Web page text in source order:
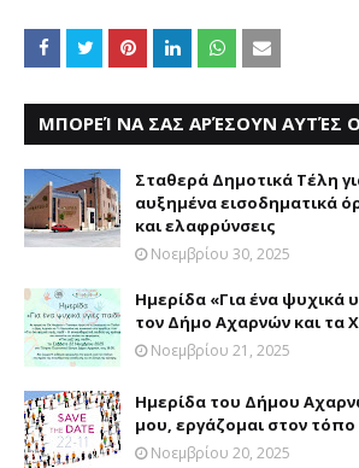
ΜΠΟΡΕΊ ΝΑ ΣΑΣ ΑΡΈΣΟΥΝ ΑΥΤΈΣ
Σταθερά Δημοτικά Τέλη
αυξημένα εισοδηματικά
και ελαφρύνσεις
Νοεμβρίου 30, 2025
Ημερίδα «Για ένα ψυχικά
τον Δήμο Αχαρνών και τα
Νοεμβρίου 21, 2025
Ημερίδα του Δήμου
μου, εργάζομαι στον
Νοεμβρίου 20, 2025